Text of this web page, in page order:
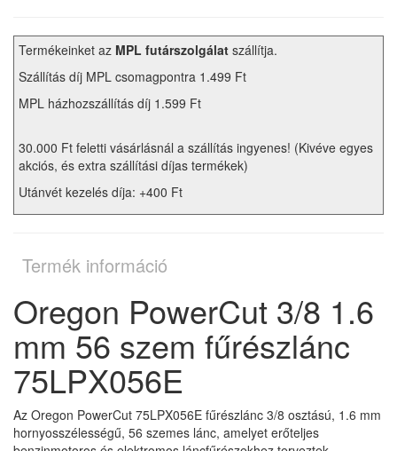
Termékeinket az MPL futárszolgálat szállítja.
Szállítás díj MPL csomagpontra 1.499 Ft
MPL házhozszállítás díj 1.599 Ft
30.000 Ft feletti vásárlásnál a szállítás ingyenes! (Kivéve egyes
akciós, és extra szállítási díjas termékek)
Utánvét kezelés díja: +400 Ft
Termék információ
Oregon PowerCut 3/8 1.6
mm 56 szem fűrészlánc
75LPX056E
Az Oregon PowerCut 75LPX056E fűrészlánc 3/8 osztású, 1.6 mm
hornyosszélességű, 56 szemes lánc, amelyet erőteljes